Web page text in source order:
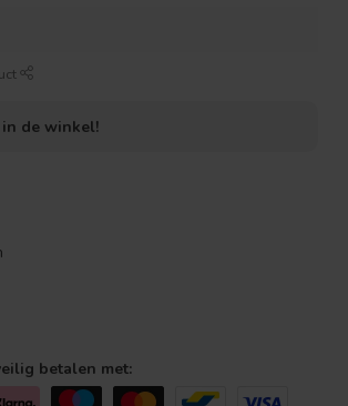
de winkel!
betalen met: